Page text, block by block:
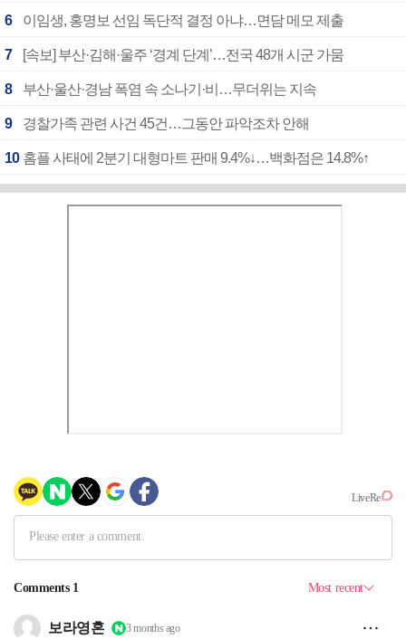
6 이임생, 홍명보 선임 독단적 결정 아냐…면담 메모 제출
7 [속보] 부산·김해·울주 ‘경계 단계’…전국 48개 시군 가뭄
8 부산·울산·경남 폭염 속 소나기·비…무더위는 지속
9 경찰가족 관련 사건 45건…그동안 파악조차 안해
10 홈플 사태에 2분기 대형마트 판매 9.4%↓…백화점은 14.8%↑